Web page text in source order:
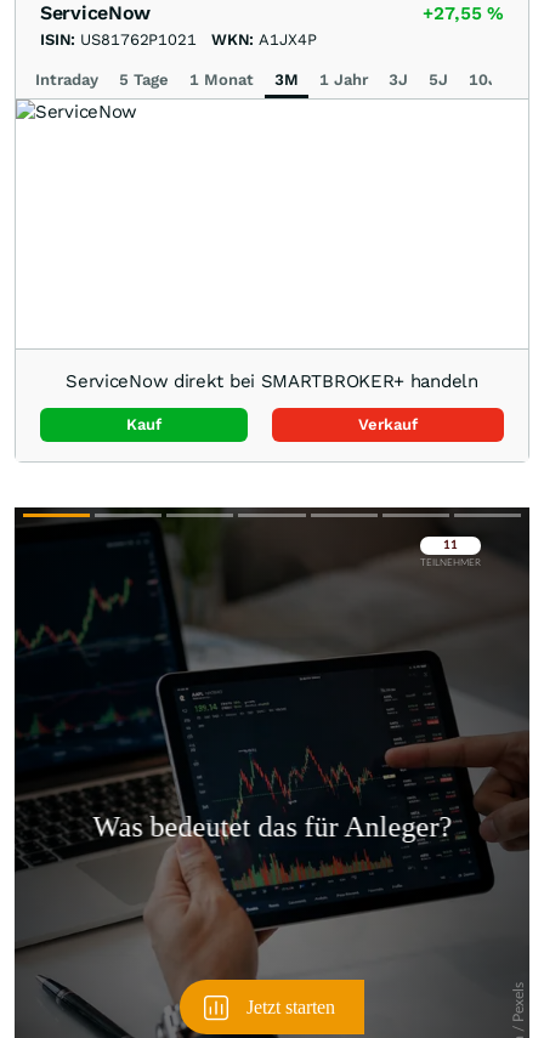
ServiceNow +27,55%
ISIN: US81762P1021 WKN: A1JX4P
Intraday 5 Tage 1 Monat 3M 1 Jahr 3J 5J 10J
ServiceNow direkt bei SMARTBROKER+ handeln
Kauf Verkauf
Überspringen